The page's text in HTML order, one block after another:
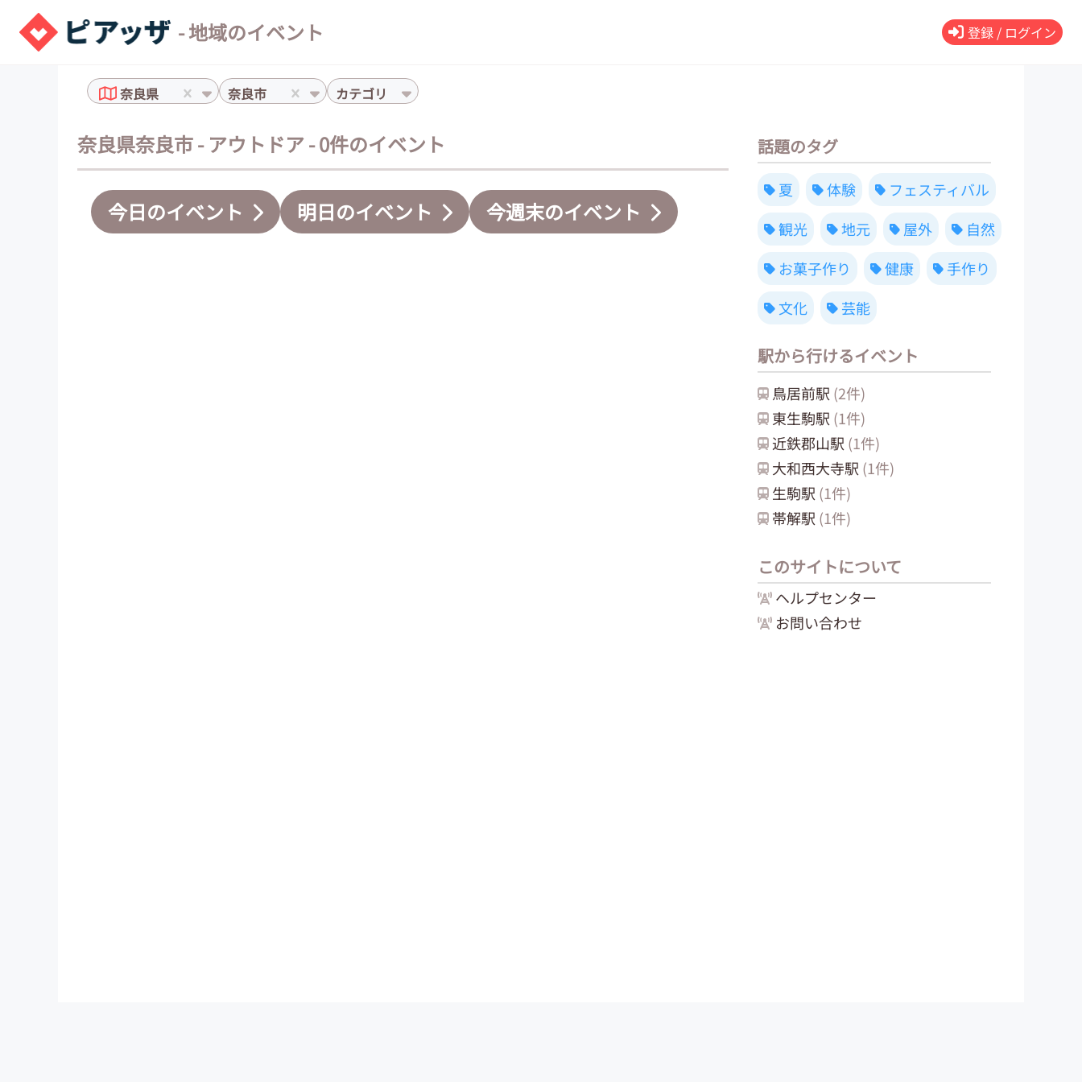
- 地域のイベント 登録 / ログイン
奈良県 奈良市 カテゴリ
奈良県奈良市 - アウトドア - 0件のイベント
今日のイベント 明日のイベント 今週末のイベント
話題のタグ
夏 体験
フェスティバル
観光
地元 屋外
自然
お菓子作り
健康
手作り
文化
芸能
駅から行けるイベント
鳥居前駅 (2件)
東生駒駅 (1件)
近鉄郡山駅 (1件)
大和西大寺駅 (1件)
生駒駅 (1件)
帯解駅 (1件)
このサイトについて
ヘルプセンター
お問い合わせ